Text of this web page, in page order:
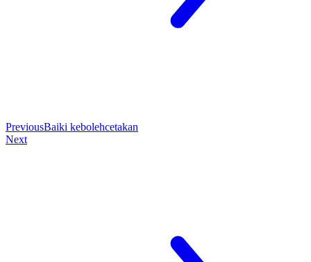
PreviousBaiki kebolehcetakan
Next